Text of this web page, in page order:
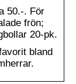
50.-. För
frön;
20-pk.
bland